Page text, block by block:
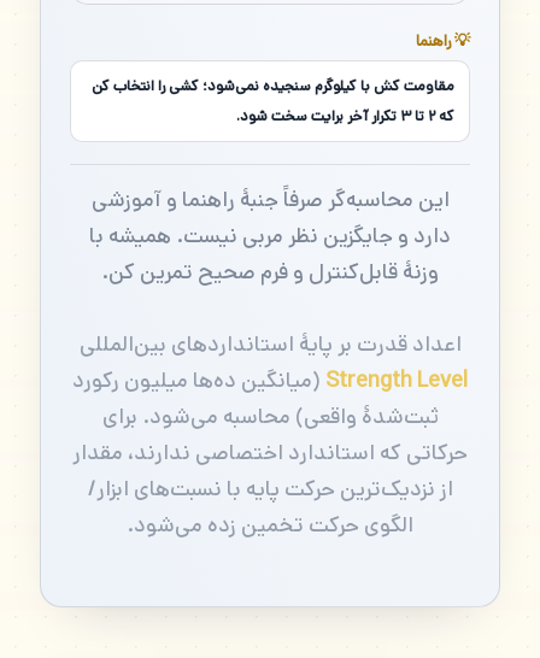
💡 راهنما
مقاومت کش با کیلوگرم سنجیده نمی‌شود؛ کشی را انتخاب کن
که ۲ تا ۳ تکرار آخر برایت سخت شود.
این محاسبه‌گر صرفاً جنبهٔ راهنما و آموزشی
دارد و جایگزین نظر مربی نیست. همیشه با
وزنهٔ قابل‌کنترل و فرم صحیح تمرین کن.
اعداد قدرت بر پایهٔ استانداردهای بین‌المللی
Strength Level (میانگین ده‌ها میلیون رکورد
ثبت‌شدهٔ واقعی) محاسبه می‌شود. برای
حرکاتی که استاندارد اختصاصی ندارند، مقدار
از نزدیک‌ترین حرکت پایه با نسبت‌های ابزار/
الگوی حرکت تخمین زده می‌شود.